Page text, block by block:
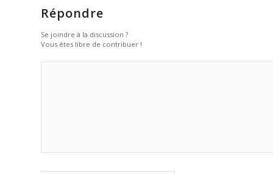
Répondre
Se joindre à la discussion ?
Vous êtes libre de contribuer !